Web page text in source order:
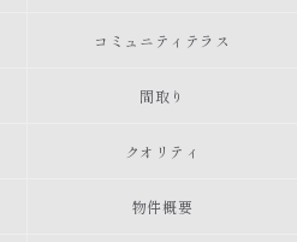
コミュニティテラス
間取り
クオリティ
物件概要